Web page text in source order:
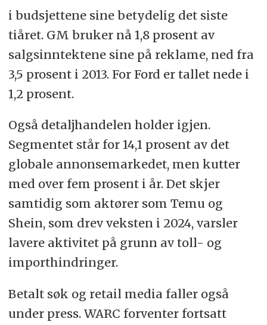
i budsjettene sine betydelig det siste
tiåret. GM bruker nå 1,8 prosent av
salgsinntektene sine på reklame, ned fra
3,5 prosent i 2013. For Ford er tallet nede i
1,2 prosent.
Også detaljhandelen holder igjen.
Segmentet står for 14,1 prosent av det
globale annonsemarkedet, men kutter
med over fem prosent i år. Det skjer
samtidig som aktører som Temu og
Shein, som drev veksten i 2024, varsler
lavere aktivitet på grunn av toll- og
importhindringer.
Betalt søk og retail media faller også
under press. WARC forventer fortsatt